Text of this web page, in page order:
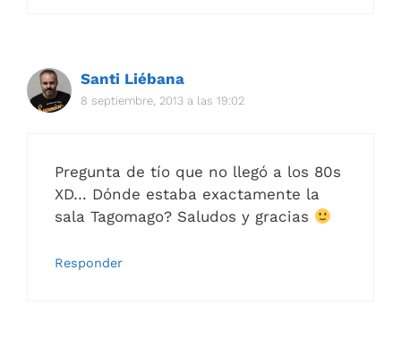
Santi Liébana
8 septiembre, 2013 a las 19:02
Pregunta de tío que no llegó a los 80s
XD… Dónde estaba exactamente la
sala Tagomago? Saludos y gracias
Responder